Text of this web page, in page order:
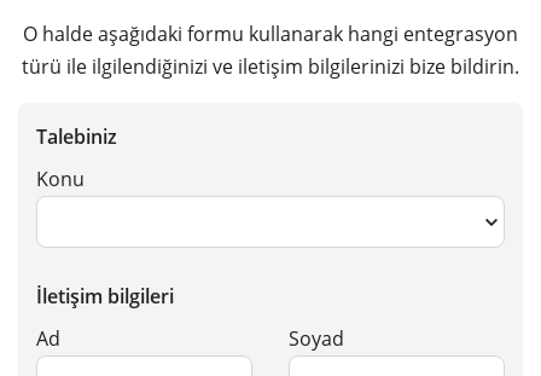
O halde aşağıdaki formu kullanarak hangi entegrasyon
türü ile ilgilendiğinizi ve iletişim bilgilerinizi bize bildirin.
Talebiniz
Konu
İletişim bilgileri
Ad
Soyad